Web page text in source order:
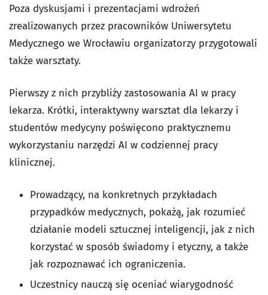
Poza dyskusjami i prezentacjami wdrożeń
zrealizowanych przez pracowników Uniwersytetu
Medycznego we Wrocławiu organizatorzy przygotowali
także warsztaty.
Pierwszy z nich przybliży zastosowania AI w pracy
lekarza. Krótki, interaktywny warsztat dla lekarzy i
studentów medycyny poświęcono praktycznemu
wykorzystaniu narzędzi AI w codziennej pracy
klinicznej.
Prowadzący, na konkretnych przykładach
przypadków medycznych, pokażą, jak rozumieć
działanie modeli sztucznej inteligencji, jak z nich
korzystać w sposób świadomy i etyczny, a także
jak rozpoznawać ich ograniczenia.
Uczestnicy nauczą się oceniać wiarygodność